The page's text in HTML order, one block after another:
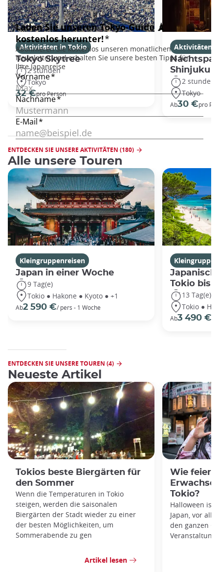
Aktivitäten in Tokio
Tokyo Skytree
2 stunden
Tokyo
32 €pro Person
Aktivitäten
Shinjuku
2 stunden
Tokyo
Ab30 €pro
ENTDECKEN SIE UNSERE AKTIVITÄTEN (180)
Alle unsere Touren
Kleingruppenreisen
Japan in einer Woche
9 Tag(e)
Tokio ● Hakone ● Kyoto ● +1
Ab2 590 €/ pers - 1 Woche
Tokio bis
13 Tag(e)
Tokio ●
Ab3 490 €
ENTDECKEN SIE UNSERE TOUREN (4)
Neueste Artikel
Tokios beste Biergärten für
den Sommer
Wenn die Temperaturen in Tokio
steigen, werden die saisonalen
Biergärten der Stadt wieder zu einer
der besten Möglichkeiten, um
Sommerabende zu gen
Artikel lesen
Wie feiert
Tokio?
Halloween ist
Japan, vor
den ganzen